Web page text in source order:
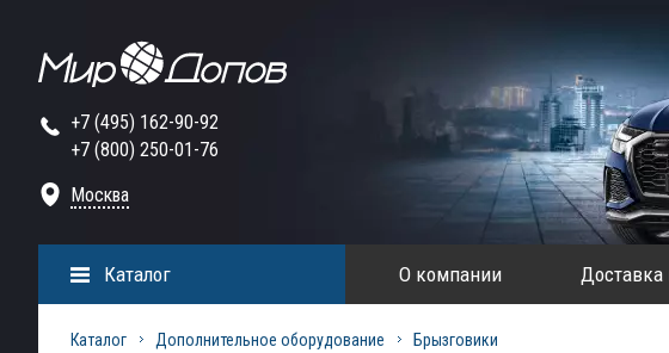
+7 (495) 162-90-92
+7 (800) 250-01-76
Москва
О компании Доставка
Каталог
Каталог Дополнительное оборудование Брызговики